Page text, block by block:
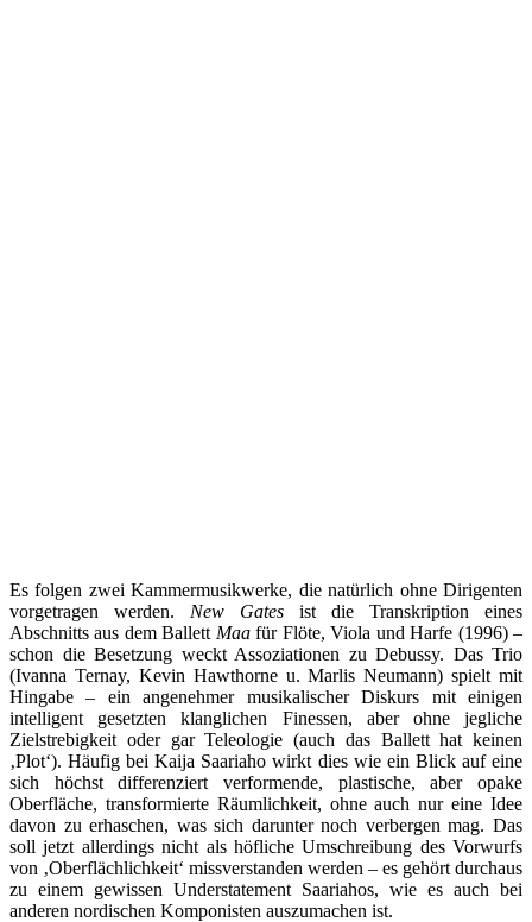
Es folgen zwei Kammermusikwerke, die natürlich ohne Dirigenten
vorgetragen werden. New Gates ist die Transkription eines
Abschnitts aus dem Ballett Maafür Flöte, Viola und Harfe (1996) –
schon die Besetzung weckt Assoziationen zu Debussy. Das Trio
(Ivanna Ternay, Kevin Hawthorne u. Marlis Neumann) spielt mit
Hingabe – ein angenehmer musikalischer Diskurs mit einigen
intelligent gesetzten klanglichen Finessen, aber ohne jegliche
Zielstrebigkeit oder gar Teleologie (auch das Ballett hat keinen
‚Plot‘). Häufig bei Kaija Saariaho wirkt dies wie ein Blick auf eine
sich höchst differenziert verformende, plastische, aber opake
Oberfläche, transformierte Räumlichkeit, ohne auch nur eine Idee
davon zu erhaschen, was sich darunter noch verbergen mag. Das
soll jetzt allerdings nicht als höfliche Umschreibung des Vorwurfs
von ‚Oberflächlichkeit‘ missverstanden werden – es gehört durchaus
zu einem gewissen Understatement Saariahos, wie es auch bei
anderen nordischen Komponisten auszumachen ist.